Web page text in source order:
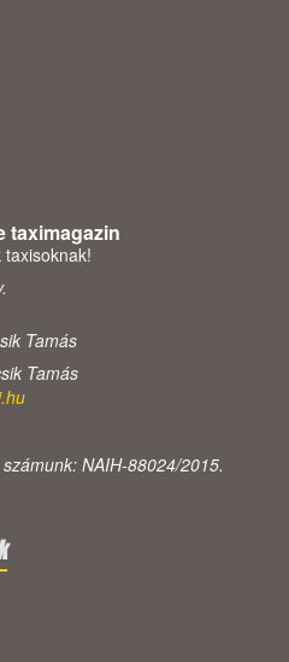
taximagazin
Tamás
Tamás
NAIH-88024/2015.